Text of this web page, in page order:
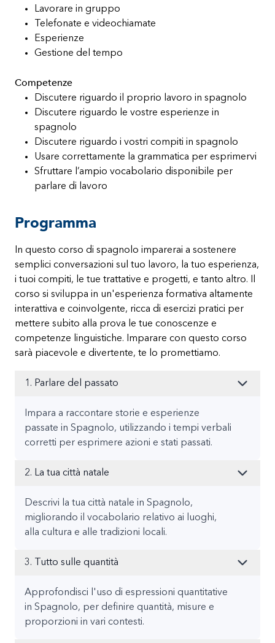
Lavorare in gruppo
Telefonate e videochiamate
Esperienze
Gestione del tempo
Competenze
Discutere riguardo il proprio lavoro in spagnolo
Discutere riguardo le vostre esperienze in
spagnolo
Discutere riguardo i vostri compiti in spagnolo
Usare correttamente la grammatica per esprimervi
Sfruttare l’ampio vocabolario disponibile per
parlare di lavoro
Programma
In questo corso di spagnolo imparerai a sostenere
semplici conversazioni sul tuo lavoro, la tuo esperienza,
i tuoi compiti, le tue trattative e progetti, e tanto altro. Il
corso si sviluppa in un'esperienza formativa altamente
interattiva e coinvolgente, ricca di esercizi pratici per
mettere subito alla prova le tue conoscenze e
competenze linguistiche. Imparare con questo corso
sarà piacevole e divertente, te lo promettiamo.
1. Parlare del passato
Impara a raccontare storie e esperienze
passate in Spagnolo, utilizzando i tempi verbali
corretti per esprimere azioni e stati passati.
2. La tua città natale
Descrivi la tua città natale in Spagnolo,
migliorando il vocabolario relativo ai luoghi,
alla cultura e alle tradizioni locali.
3. Tutto sulle quantità
Approfondisci l'uso di espressioni quantitative
in Spagnolo, per definire quantità, misure e
proporzioni in vari contesti.